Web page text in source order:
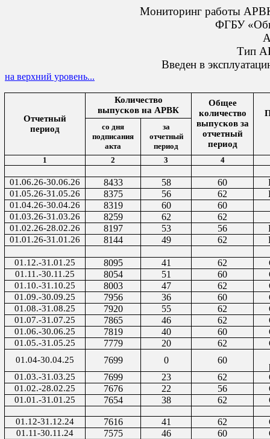
Мониторинг работы
ФГБУ
Тип
Введен в
на верхний уровень...
Отчетный
период
Количество
выпусков на АРВК
Общее
количество
выпусков за
отчетный
период
со дня
подписания
акта
за
отчетный
период
1
2 3 4
01.06.26-30.06.26 8433 58 60
01.05.26-31.05.26 8375 56 62
01.04.26-30.04.26 8319 60 60
01.03.26-31.03.26 8259 62 62
01.02.26-28.02.26 8197 53 56
01.01.26-31.01.26 8144 49 62
01.12.-31.01.25 8095 41 62
01.11.-30.11.25 8054 51 60
01.10.-31.10.25 8003 47 62
01.09.-30.09.25 7956 36 60
01.08.-31.08.25 7920 55 62
01.07.-31.07.25 7865 46 62
01.06.-30.06.25 7819 40 60
01.05.-31.05.25 7779 20 62
01.04-30.04.25 7699 0 60
01.03.-31.03.25 7699 23 62
01.02.-28.02.25 7676 22 56
01.01.-31.01.25 7654 38 62
01.12-31.12.24 7616 41 62
01.11-30.11.24 7575 46 60